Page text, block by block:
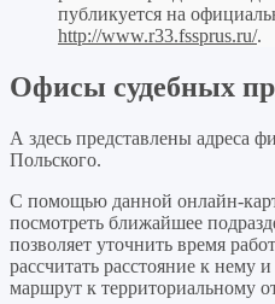
публикуется на
http://www.r33.fssprus.ru/.
Офисы судебных
А здесь представлены адреса
Польского.
С помощью данной онлайн-
посмотреть ближайшее
позволяет уточнить время
рассчитать расстояние к нему
маршрут к территориальному